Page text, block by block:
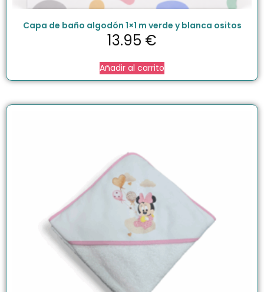
Capa de baño algodón 1×1 m verde y blanca ositos
13.95 €
Añadir al carrito